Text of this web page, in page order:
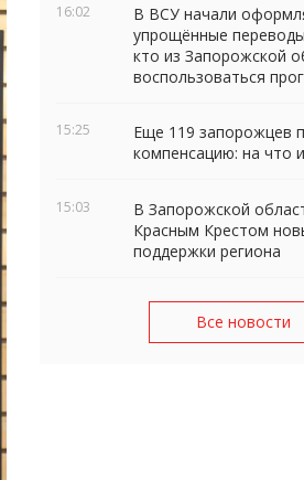
16:02
В ВСУ начали
упрощённые
кто из Запорожской
воспользоваться
15:25
Еще 119 запорожцев
компенсацию: на что
15:03
В Запорожской
Красным Крестом
поддержки региона
Все новости